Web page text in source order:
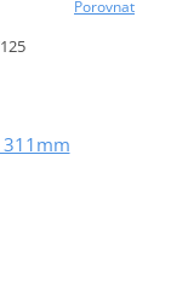
Porovnat
311mm